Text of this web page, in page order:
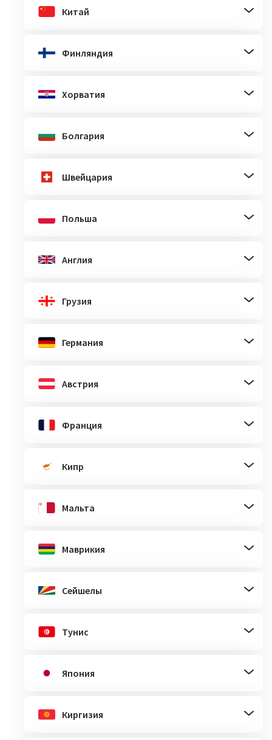
Китай
Финляндия
Хорватия
Болгария
Швейцария
Польша
Англия
Грузия
Германия
Австрия
Франция
Кипр
Мальта
Маврикия
Сейшелы
Тунис
Япония
Киргизия